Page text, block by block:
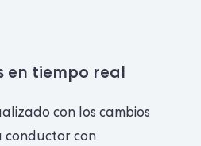
en tiempo real
con los cambios
conductor con